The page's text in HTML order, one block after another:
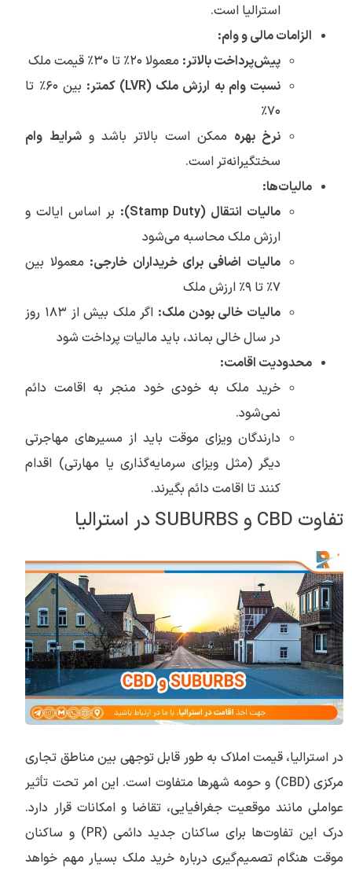
استرالیا است.
الزامات مالی و وام:
پیش‌پرداخت بالاتر: معمولا ۲۰٪ تا ۳۰٪ قیمت ملک
نسبت وام به ارزش ملک (LVR) کمتر:
بین ۶۰٪ تا
۷۰٪
نرخ بهره ممکن است بالاتر باشد وشرایط وام
سختگیرانه‌تر است.
مالیات‌ها:
مالیات انتقال (Stamp Duty):
بر اساس ایالت و
ارزش ملک محاسبه می‌شود
مالیات اضافی برای خریداران خارجی: معمولا بین
۷٪ تا ۹٪ ارزش ملک
مالیات خالی بودن ملک:
اگر ملک بیش از ۱۸۳ روز
در سال خالی بماند، باید مالیات پرداخت شود
محدودیت اقامت:
خرید ملک به خودی خود منجر به اقامت دائم
نمی‌شود.
دارندگان ویزای موقت باید از مسیرهای مهاجرتی
دیگر (مثل ویزای سرمایه‌گذاری یا مهارتی) اقدام
کنند تا اقامت دائم بگیرند.
تفاوت CBD و SUBURBS در استرالیا
در استرالیا، قیمت املاک به طور قابل توجهی بین مناطق تجاری
مرکزی (CBD) و حومه شهرها متفاوت است. این امر تحت تأثیر
عواملی مانند موقعیت جغرافیایی، تقاضا و امکانات قرار دارد.
درک این تفاوت‌ها برای ساکنان جدید دائمی (PR) و ساکنان
موقت هنگام تصمیم‌گیری درباره خرید ملک بسیار مهم خواهد